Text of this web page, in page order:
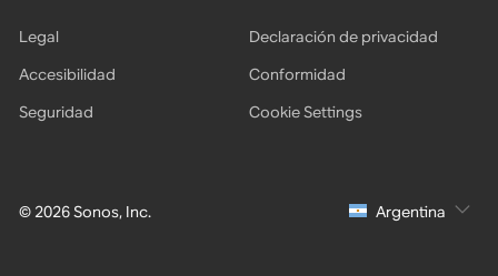
© 2026 Sonos, Inc.
Legal
Declaración de privacidad
Accesibilidad
Conformidad
Seguridad
Cookie Settings
Argentina